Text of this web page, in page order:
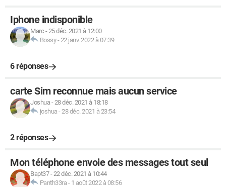
Iphone indisponible
Marc -25 déc. 2021 à 12:00
Bossy-22 janv. 2022 à 07:39
6 réponses
carte Sim reconnue mais aucun service
Joshua-28 déc. 2021 à 18:18
joshua -28 déc. 2021 à 23:54
2 réponses
Mon téléphone envoie des messages tout seul
Bapt37-22 déc. 2021 à 10:44
Panth33ra - 1 août 2022 à 08:56